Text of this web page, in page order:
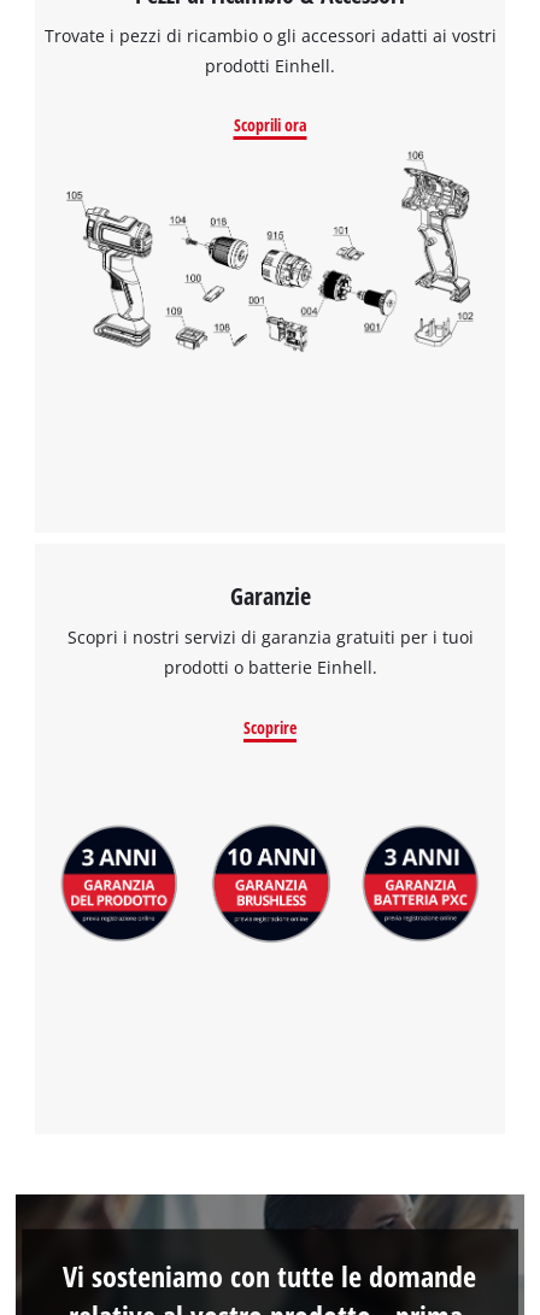
Abbiamo bisogno del vostro consenso
per caricare il servizio Google Maps !
This content is not permitted to load due
to trackers that are not disclosed to the
Trovate i pezzi di ricambio o gli accessori adatti ai vostri
prodotti Einhell.
Scoprili ora
Garanzie
Scopri i nostri servizi di garanzia gratuiti per i tuoi
prodotti o batterie Einhell.
Scoprire
Vi sosteniamo con tutte le domande